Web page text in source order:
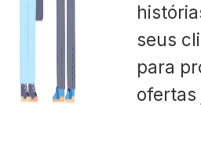
seus
para
ofertas